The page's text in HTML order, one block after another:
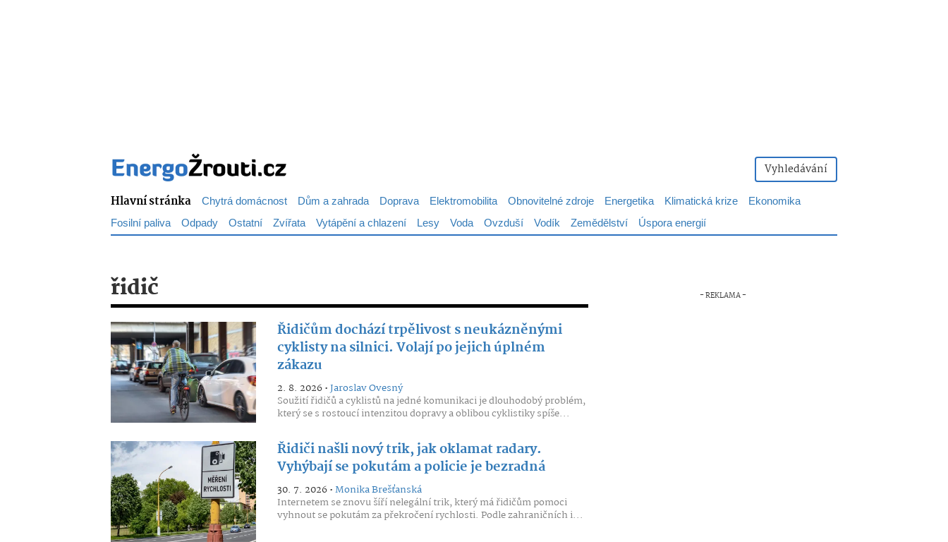
Vyhledávání
Hlavní stránka Chytrá domácnost Dům a zahrada Doprava Elektromobilita Obnovitelné zdroje Energetika Klimatická krize
Ekonomika
Fosilní paliva Odpady Ostatní Zvířata Vytápění a chlazení Lesy Voda Ovzduší Vodík Zemědělství Úspora energií
řidič
Řidičům dochází trpělivost s neukázněnými
cyklisty na silnici. Volají po jejich úplném
zákazu
2. 8. 2026 •Jaroslav Ovesný
Soužití řidičů a cyklistů na jedné komunikaci je dlouhodobý problém,
který se s rostoucí intenzitou dopravy a oblibou cyklistiky spíše...
Řidiči našli nový trik, jak oklamat radary.
Vyhýbají se pokutám a policie je bezradná
30. 7. 2026 •Monika Brešťanská
Internetem se znovu šíří nelegální trik, který má řidičům pomoci
vyhnout se pokutám za překročení rychlosti. Podle zahraničních i...